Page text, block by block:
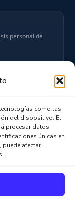
como las
del dispositivo. El
procesar datos
únicas en
puede afectar
personal de
analizadas